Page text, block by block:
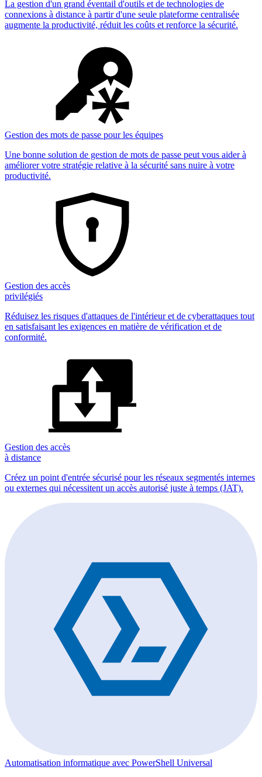
La gestion d'un grand éventail d'outils et de technologies de
connexions à distance à partir d'une seule plateforme centralisée
augmente la productivité, réduit les coûts et renforce la sécurité.
Gestion des mots de passe pour les équipes
Une bonne solution de gestion de mots de passe peut vous aider à
améliorer votre stratégie relative à la sécurité sans nuire à votre
productivité.
Gestion des accès
privilégiés
Réduisez les risques d'attaques de l'intérieur et de cyberattaques tout
en satisfaisant les exigences en matière de vérification et de
conformité.
Gestion des accès
à distance
Créez un point d'entrée sécurisé pour les réseaux segmentés internes
ou externes qui nécessitent un accès autorisé juste à temps (JAT).
Automatisation informatique avec PowerShell Universal